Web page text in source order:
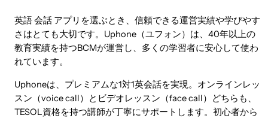
英語 会話 アプリを選ぶとき、信頼できる運営実績や学びやす
さはとても大切です。Uphone（ユフォン）は、40年以上の
教育実績を持つBCMが運営し、多くの学習者に安心して使わ
れています。
Uphoneは、プレミアムな1対1英会話を実現。オンラインレッ
スン（voice call）とビデオレッスン（face call）どちらも、
TESOL資格を持つ講師が丁寧にサポートします。初心者から